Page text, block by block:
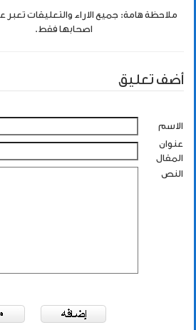
ملاحظة هامة: جميع الاراء والتعليقات
اصحابها فقط.
أضف تعليق
الاسم
عنوان
المقال
النص